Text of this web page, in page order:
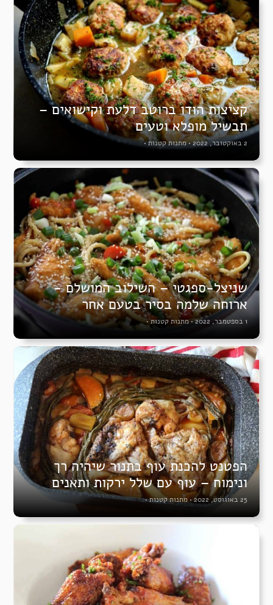
קציצות הודו ברוטב דלעת וקישואים –
תבשיל מופלא וטעים
2 באוקטובר, 2022 •מתנות קטנות•
שניצל-ספגטי – השילוב המושלם -
ארוחה שלמה בסיר בטעם אחר
1 בספטמבר, 2022 • מתנות קטנות •
הפטנט להכנת עוף בתנור שיהיה רך
ונימוח – עוף עם שלל ירקות ותאנים
25 באוגוסט, 2022 •מתנות קטנות•